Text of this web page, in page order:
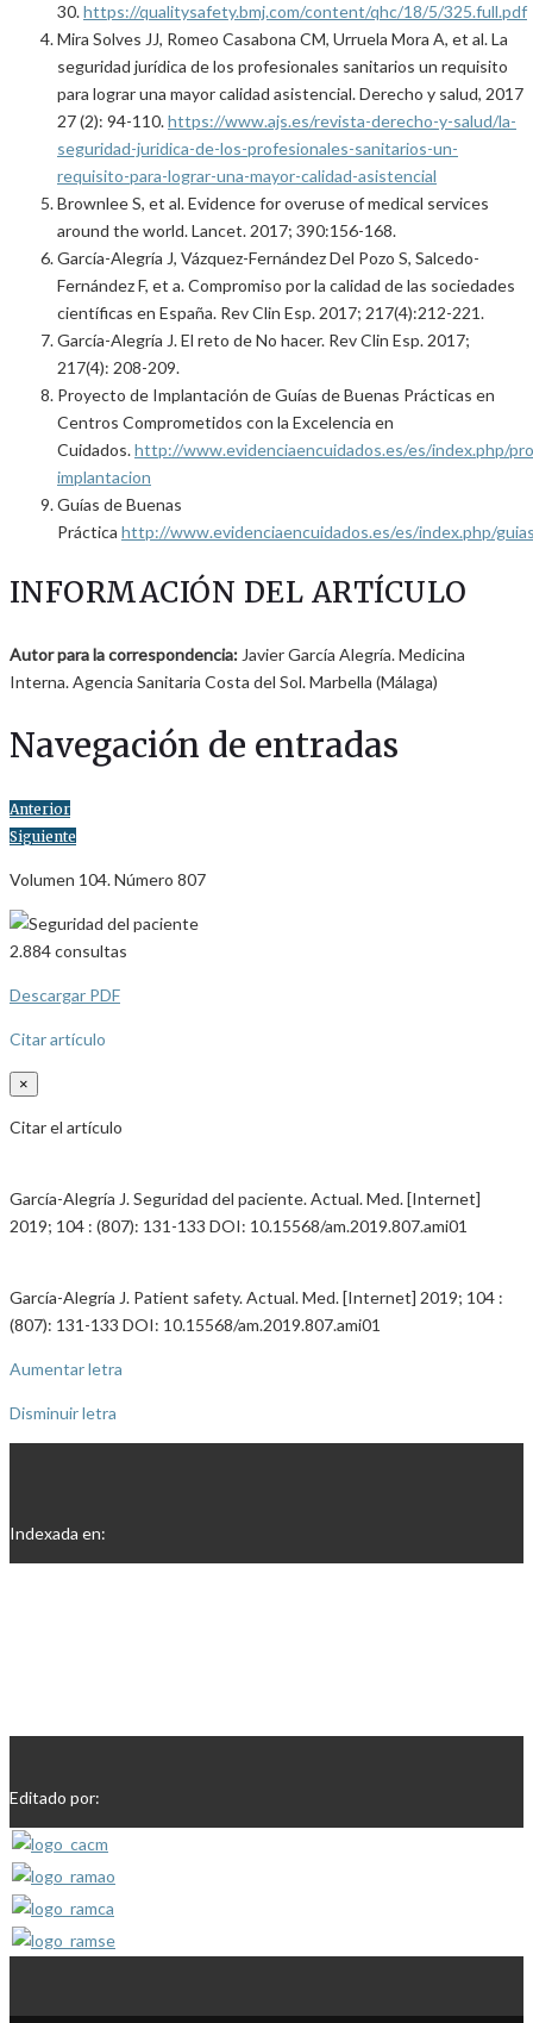
30.https://qualitysafety.bmj.com/content/qhc/18/5/325.full.pdf
Mira Solves JJ, Romeo Casabona CM, Urruela Mora A, et al. La
seguridad jurídica de los profesionales sanitarios un requisito
para lograr una mayor calidad asistencial. Derecho y salud, 2017
27 (2): 94-110.https://www.ajs.es/revista-derecho-y-salud/la-
seguridad-juridica-de-los-profesionales-sanitarios-un-
requisito-para-lograr-una-mayor-calidad-asistencial
Brownlee S, et al. Evidence for overuse of medical services
around the world. Lancet. 2017; 390:156-168.
García-Alegría J, Vázquez-Fernández Del Pozo S, Salcedo-
Fernández F, et a. Compromiso por la calidad de las sociedades
científicas en España. Rev Clin Esp. 2017; 217(4):212-221.
García-Alegría J. El reto de No hacer. Rev Clin Esp. 2017;
217(4): 208-209.
Proyecto de Implantación de Guías de Buenas Prácticas en
Centros Comprometidos con la Excelencia en
Cuidados.http://www.evidenciaencuidados.es/es/index.php/
implantacion
Guías de Buenas
Práctica http://www.evidenciaencuidados.es/es/index.php/
INFORMACIÓN DEL ARTÍCULO
Autor para la correspondencia: Javier García Alegría. Medicina
Interna. Agencia Sanitaria Costa del Sol. Marbella (Málaga)
Navegación de entradas
Anterior
Siguiente
Volumen 104. Número 807
2.884consultas
Descargar PDF
Citar artículo
×
Citar el artículo
García-Alegría J. Seguridad del paciente. Actual. Med. [Internet]
2019; 104 : (807): 131-133 DOI: 10.15568/am.2019.807.ami01
García-Alegría J. Patient safety. Actual. Med. [Internet] 2019; 104 :
(807): 131-133 DOI: 10.15568/am.2019.807.ami01
Aumentar letra
Disminuir letra
Indexada en:
Editado por: